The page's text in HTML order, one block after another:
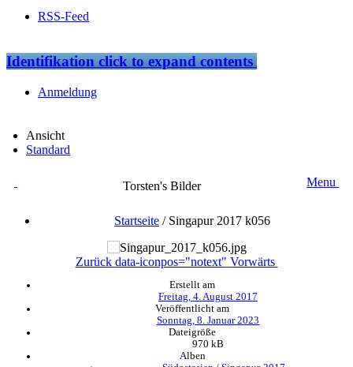
RSS-Feed
Identifikationclick to expand contents
Anmeldung
Ansicht
Standard
Torsten's Bilder Menu
Startseite / Singapur 2017 k056
Zurück data-iconpos="notext" Vorwärts
Erstellt am
Freitag, 4. August 2017
Veröffentlicht am
Sonntag, 8. Januar 2023
Dateigröße
970 kB
Alben